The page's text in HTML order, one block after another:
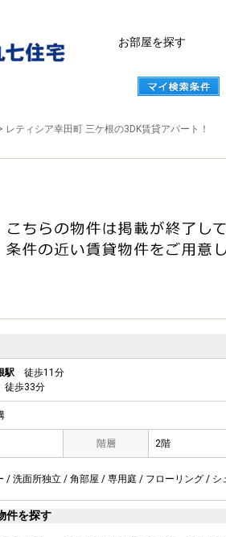
お部屋を探す
レティシア幸田町 三ケ根の3DK賃貸アパート！
駅 徒歩11分
歩33分
階層 2階
/ 洗面所独立 / 角部屋 / 専用庭 / フローリング /
件を探す